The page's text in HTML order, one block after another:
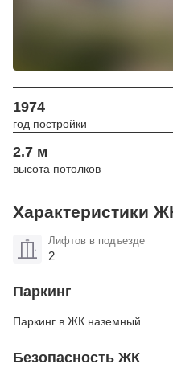
1974
год постройки
2.7 м
высота потолков
Характеристики
Лифтов в подъезде
2
Паркинг
Паркинг в ЖК наземный.
Безопасность ЖК